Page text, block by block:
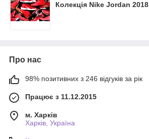
Колекція Nike Jordan 2018
Про нас
98% позитивних з 246 відгуків за рік
Працює з 11.12.2015
м. Харків
Харків, Україна